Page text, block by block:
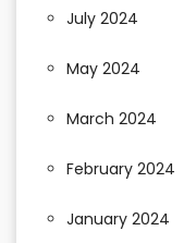
July 2024
May 2024
March 2024
February 2024
January 2024